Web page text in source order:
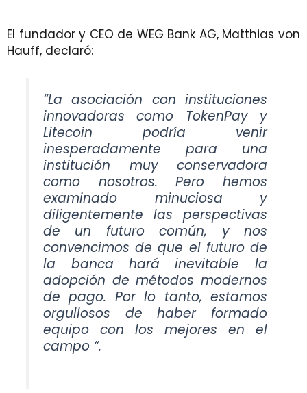
El fundador y CEO de WEG Bank AG, Matthias von
Hauff, declaró:
“La asociación con instituciones
innovadoras como TokenPay y
Litecoin podría venir
inesperadamente para una
institución muy conservadora
como nosotros. Pero hemos
examinado minuciosa y
diligentemente las perspectivas
de un futuro común, y nos
convencimos de que el futuro de
la banca hará inevitable la
adopción de métodos modernos
de pago. Por lo tanto, estamos
orgullosos de haber formado
equipo con los mejores en el
campo “.